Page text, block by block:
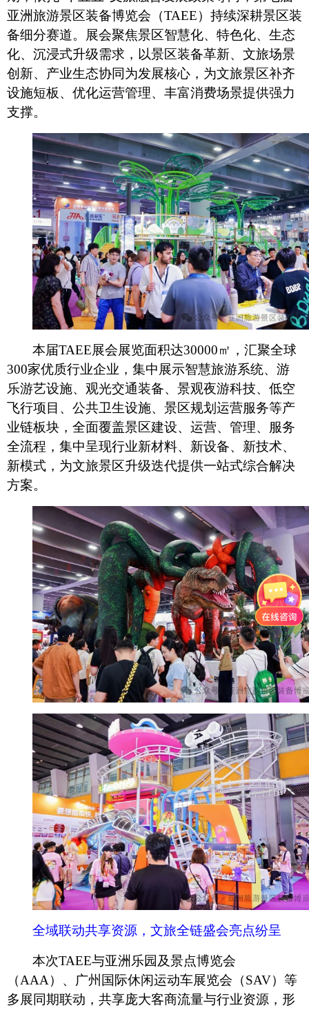
亚洲旅游景区装备博览会（TAEE）持续深耕景区装
备细分赛道。展会聚焦景区智慧化、特色化、生态
化、沉浸式升级需求，以景区装备革新、文旅场景
创新、产业生态协同为发展核心，为文旅景区补齐
设施短板、优化运营管理、丰富消费场景提供强力
支撑。
本届TAEE展会展览面积达30000㎡，汇聚全球
300家优质行业企业，集中展示智慧旅游系统、游
乐游艺设施、观光交通装备、景观夜游科技、低空
飞行项目、公共卫生设施、景区规划运营服务等产
业链板块，全面覆盖景区建设、运营、管理、服务
全流程，集中呈现行业新材料、新设备、新技术、
新模式，为文旅景区升级迭代提供一站式综合解决
方案。
全域联动共享资源，文旅全链盛会亮点纷呈
本次TAEE与亚洲乐园及景点博览会
（AAA）、广州国际休闲运动车展览会（SAV）等
多展同期联动，共享庞大客商流量与行业资源，形